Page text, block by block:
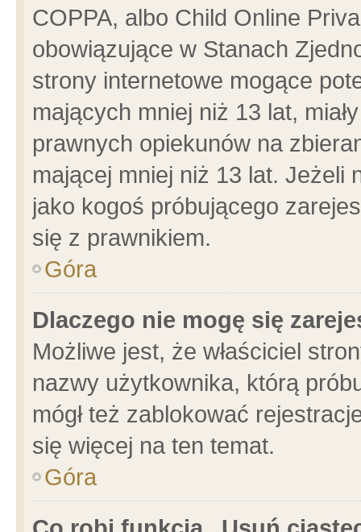
COPPA, albo Child Online
obowiązujące w Stanach
strony internetowe mogące
mających mniej niż 13 lat,
prawnych opiekunów na
mającej mniej niż 13 lat. Jeżeli
jako kogoś próbującego
się z prawnikiem.
Góra
Dlaczego nie mogę się
Możliwe jest, że właściciel
nazwy użytkownika, którą
mógł też zablokować
się więcej na ten temat.
Góra